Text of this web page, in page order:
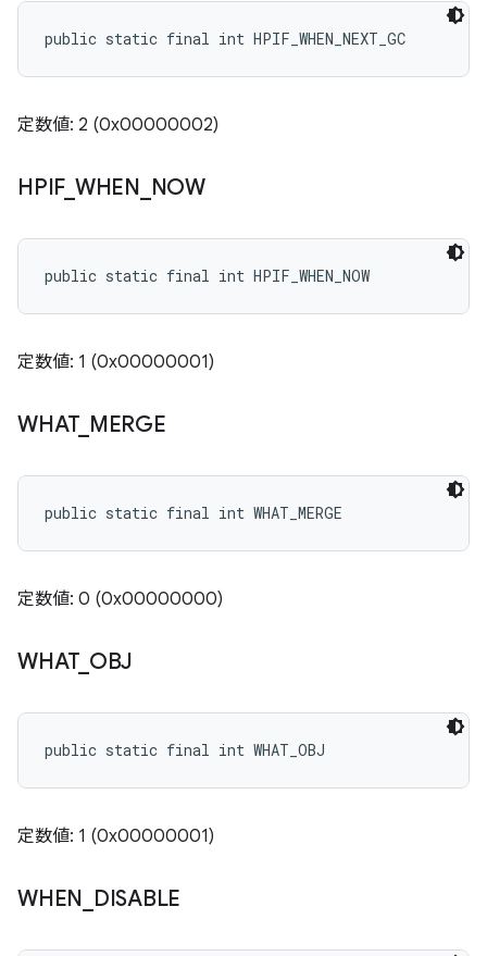
public static final int HPIF_WHEN_NEXT_GC
定数値: 2 (0x00000002)
HPIF_ WHEN NOW
public static final int HPIF_WHEN_NOW
定数値: 1 (0x00000001)
WHAT_ MERGE
public static final int WHAT_MERGE
定数値: 0 (0x00000000)
WHAT_ OBJ
public static final int WHAT_OBJ
定数値: 1 (0x00000001)
WHEN DISABLE